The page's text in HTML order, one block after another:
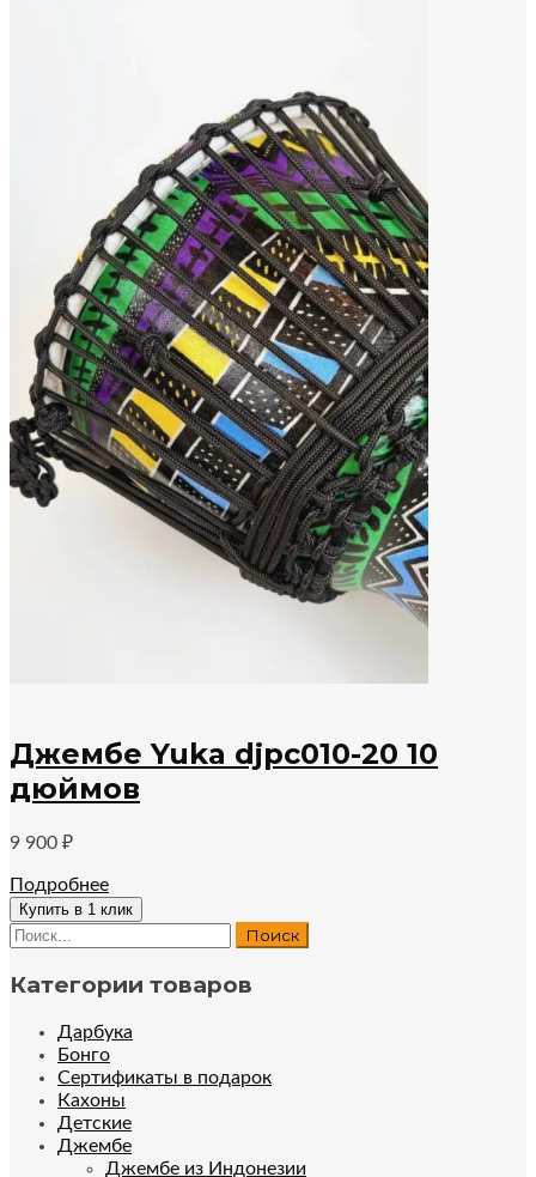
Джембе Yuka djpс010-20 10
дюймов
9 900 ₽
Подробнее
Купить в 1 клик
Категории товаров
Дарбука
Бонго
Сертификаты в подарок
Кахоны
Детские
Джембе
Джембе из Индонезии